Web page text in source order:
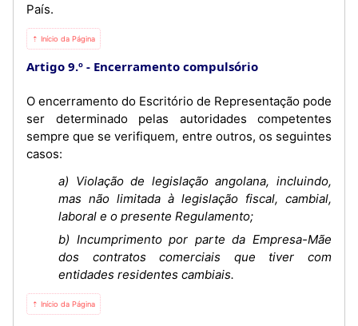
País.
⇡ Início da Página
Artigo 9.º Encerramento compulsório
O encerramento do Escritório de Representação pode
ser determinado pelas autoridades competentes
sempre que se verifiquem, entre outros, os seguintes
casos:
a) Violação de legislação angolana, incluindo,
mas não limitada à legislação fiscal, cambial,
laboral e o presente Regulamento;
b) Incumprimento por parte da Empresa-Mãe
dos contratos comerciais que tiver com
entidades residentes cambiais.
⇡ Início da Página